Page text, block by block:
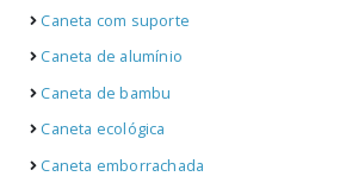
Caneta com suporte
Caneta de alumínio
Caneta de bambu
Caneta ecológica
Caneta emborrachada